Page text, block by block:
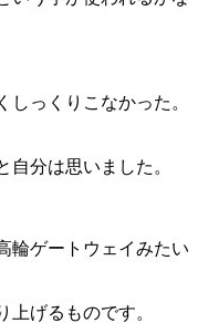
っくりこなかった。
分は思いました。
輪ゲートウェイみたい
上げるものです。